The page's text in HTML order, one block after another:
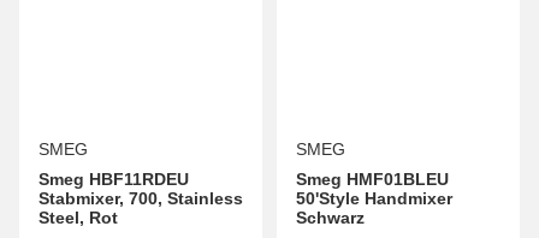
SMEG
Smeg HBF11RDEU
Stabmixer, 700, Stainless
Steel, Rot
SMEG
Smeg HMF01BLEU
50'Style Handmixer
Schwarz